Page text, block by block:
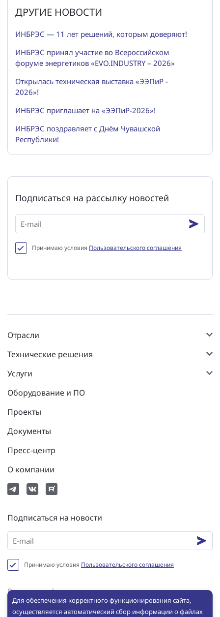
ДРУГИЕ НОВОСТИ
ИНБРЭС — 11 лет решений, которым доверяют!
ИНБРЭС принял участие во Всероссийском
форуме энергетиков «EVO.INDUSTRY – 2026»
Открылась техническая выставка «ЭЭПиР -
2026»!
ИНБРЭС приглашает на «ЭЭПиР-2026»!
ИНБРЭС поздравляет с Днём Чувашской
Республики!
Подписаться на рассылку новостей
Принимаю условия Пользовательского соглашения
Отрасли
Технические решения
Услуги
Оборудование и ПО
Проекты
Документы
Пресс-центр
О компании
Подписаться на новости
Принимаю условия Пользовательского соглашения
Политика конфиденциальности
Пользовательское соглашение
Для обеспечения корректного функционирования сайта,
осуществляется автоматический сбор информации о файлах